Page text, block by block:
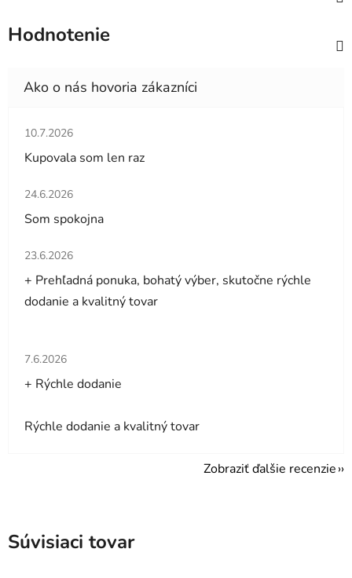
Hodnotenie
Hodnotenie obchodu je 5 z 5 hviezdičiek.
10.7.2026
Kupovala som len raz
Hodnotenie obchodu je 5 z 5 hviezdičiek.
24.6.2026
Som spokojna
Hodnotenie obchodu je 5 z 5 hviezdičiek.
23.6.2026
+ Prehľadná ponuka, bohatý výber, skutočne rýchle
dodanie a kvalitný tovar
Hodnotenie obchodu je 5 z 5 hviezdičiek.
7.6.2026
+ Rýchle dodanie
Rýchle dodanie a kvalitný tovar
Zobraziť ďalšie recenzie
Súvisiaci tovar